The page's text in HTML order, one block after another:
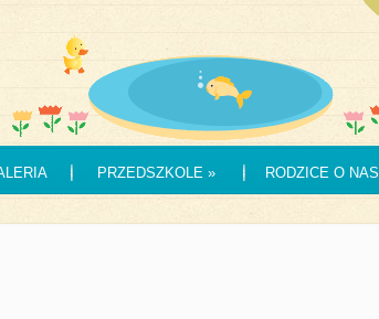
PRZEDSZKOLE» RODZICE O NAS